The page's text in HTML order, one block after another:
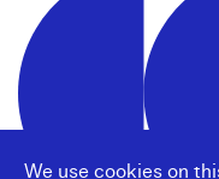
We use cookies on